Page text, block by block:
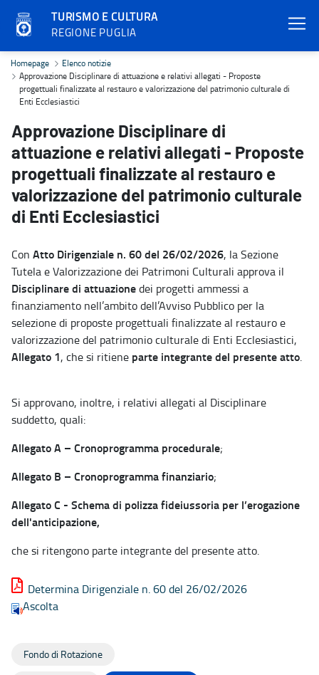
TURISMO E CULTURA
REGIONE PUGLIA
Approvazione Disciplinare di attuazione e relativi allegati -
Homepage
Elenco notizie
Approvazione Disciplinare di attuazione e relativi allegati - Proposte
progettuali finalizzate al restauro e valorizzazione del patrimonio culturale di
Enti Ecclesiastici
Approvazione Disciplinare di
attuazione e relativi allegati - Proposte
progettuali finalizzate al restauro e
valorizzazione del patrimonio culturale
di Enti Ecclesiastici
Con Atto Dirigenziale n. 60 del 26/02/2026, la Sezione
Tutela e Valorizzazione dei Patrimoni Culturali approva il
Disciplinare di attuazionedei progetti ammessi a
finanziamento nell’ambito dell’Avviso Pubblico per la
selezione di proposte progettuali finalizzate al restauro e
valorizzazione del patrimonio culturale di Enti Ecclesiastici,
Allegato 1, che si ritiene parte integrante del presente atto.
Si approvano, inoltre, i relativi allegati al Disciplinare
suddetto, quali:
Allegato A – Cronoprogramma procedurale;
Allegato B – Cronoprogramma finanziario;
Allegato C - Schema di polizza fideiussoria per l’erogazione
dell'anticipazione,
che si ritengono parte integrante del presente atto.
Determina Dirigenziale n. 60 del 26/02/2026
Ascolta
Fondo di Rotazione